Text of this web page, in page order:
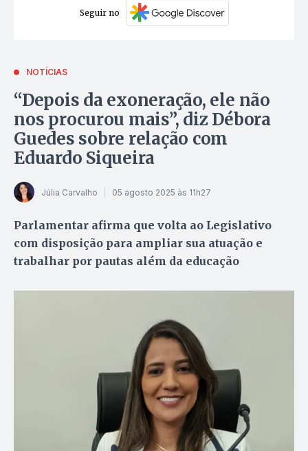
Seguir no
NOTÍCIAS
“Depois da exoneração, ele não
nos procurou mais”, diz Débora
Guedes sobre relação com
Eduardo Siqueira
Júlia Carvalho 05 agosto 2025 às 11h27
Parlamentar afirma que volta ao Legislativo
com disposição para ampliar sua atuação e
trabalhar por pautas além da educação